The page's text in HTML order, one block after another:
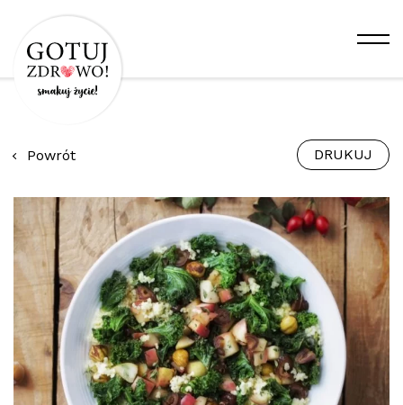
Powrót DRUKUJ